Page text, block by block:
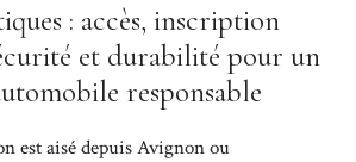
: accès, inscription
et durabilité pour un
responsable
est aisé depuis Avignon ou